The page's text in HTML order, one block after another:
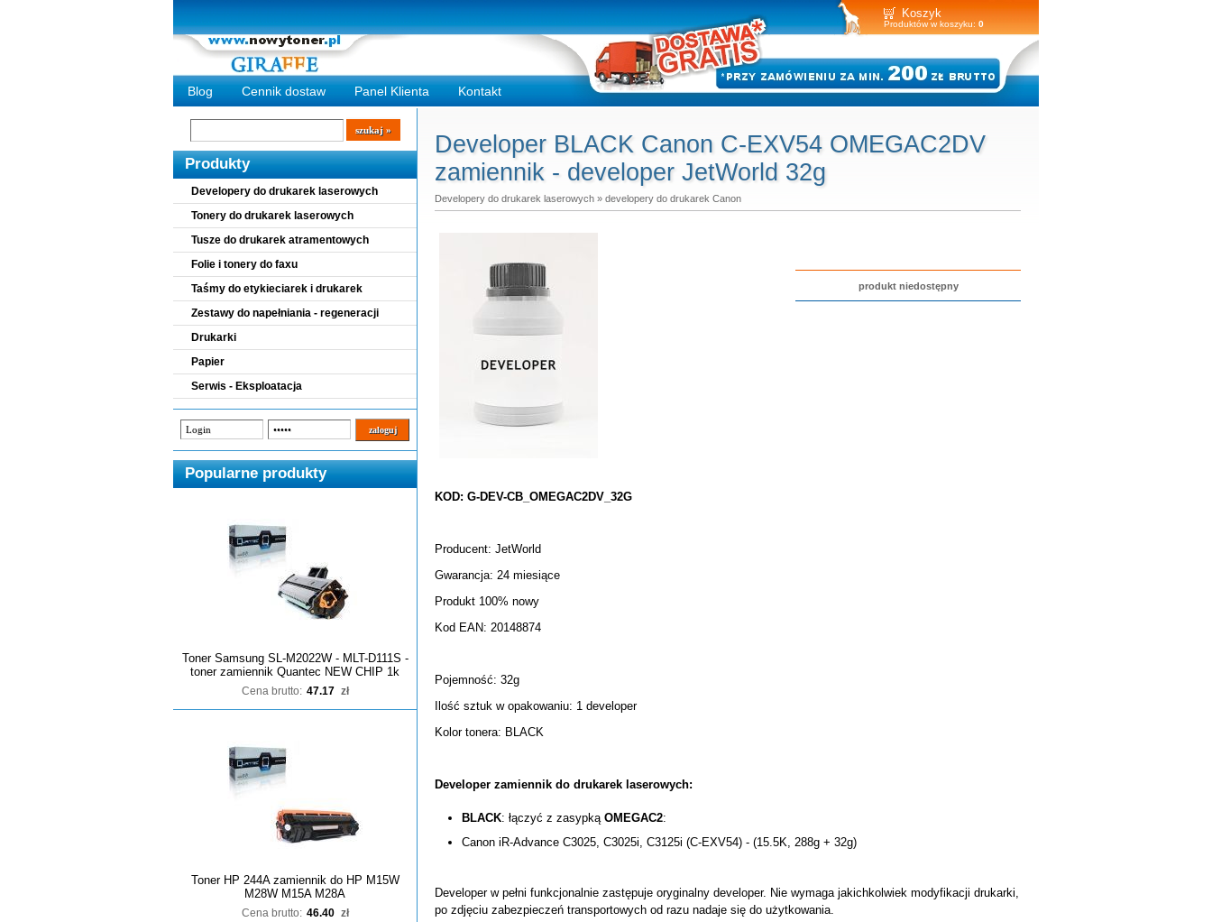
Koszyk
Produktów w koszyku: 0
Blog Cennik dostaw Panel Klienta Kontakt
Wyszukiwarka
szukaj
Produkty
Developery do drukarek laserowych
Tonery do drukarek laserowych
Tusze do drukarek atramentowych
Folie i tonery do faxu
Taśmy do etykieciarek i drukarek
Zestawy do napełniania - regeneracji
Drukarki
Papier
Serwis - Eksploatacja
Popularne produkty
Toner Samsung SL-M2022W - MLT-D111S -
toner zamiennik Quantec NEW CHIP 1k
Cena brutto: 47.17 zł
Toner HP 244A zamiennik do HP M15W
M28W M15A M28A
Cena brutto: 46.40 zł
Developer BLACK Canon C-EXV54 OMEGAC2DV
zamiennik - developer JetWorld 32g
Developery do drukarek laserowych » developery do drukarek Canon
produkt niedostępny
KOD: G-DEV-CB_OMEGAC2DV_32G
Producent: JetWorld
Gwarancja: 24 miesiące
Produkt 100% nowy
Kod EAN: 20148874
Pojemność: 32g
Ilość sztuk w opakowaniu: 1 developer
Kolor tonera: BLACK
Developer zamiennik do drukarek laserowych:
BLACK: łączyć z zasypką OMEGAC2:
Canon iR-Advance C3025, C3025i, C3125i (C-EXV54) - (15.5K, 288g + 32g)
Developer w pełni funkcjonalnie zastępuje oryginalny developer. Nie wymaga jakichkolwiek modyfikacji drukarki,
po zdjęciu zabezpieczeń transportowych od razu nadaje się do użytkowania.